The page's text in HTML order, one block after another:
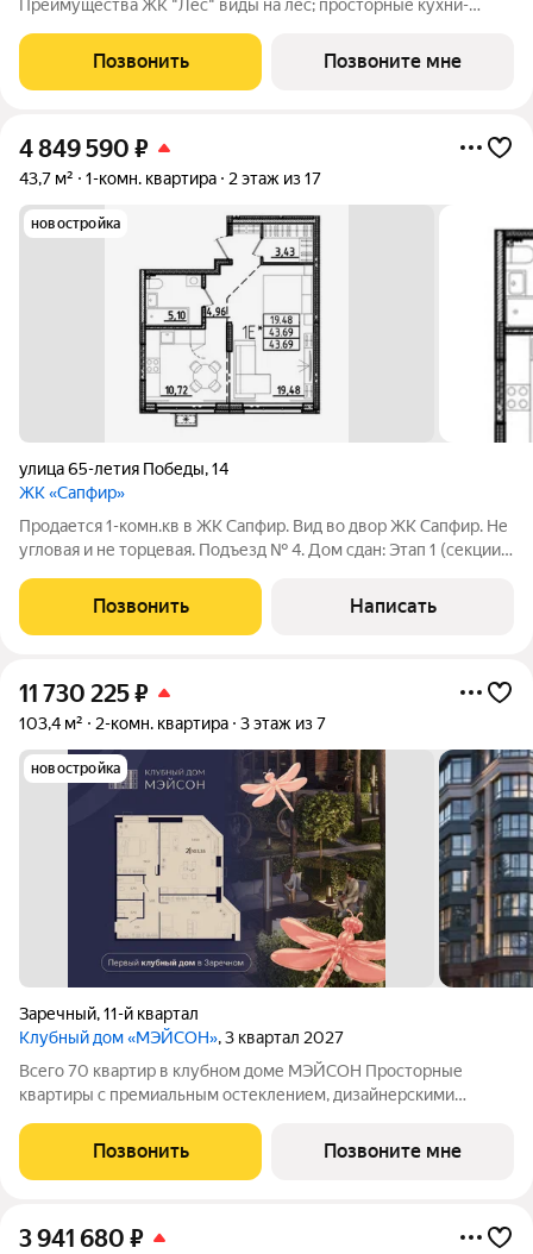
Преимущества ЖК "Лес" виды на лес; просторные кухни-
отдельные лоты с высотой потолков до 3,3 м. Для жителей
Позвонить Позвоните мне
4 849 590 ₽
43,7 м² 1-комн. квартира 2 этаж из 17
новостройка
улица 65-летия Победы,14
ЖК «Сапфир»
Продается 1-комн.кв в ЖК Сапфир. Вид во двор ЖК Сапфир. Не
угловая и не торцевая. Подъезд № 4. Дом сдан: Этап 1 (секции
семейную и айти ипотеки. Звоните, забронировать квартиру
можно
Позвонить Написать
11 730 225₽
103,4 м² 2-комн. квартира 3 этаж из 7
новостройка
Заречный,11-й квартал
Клубный дом «МЭЙСОН», 3 квартал 2027
Всего 70 квартир в клубном доме МЭЙСОН Просторные
квартиры с премиальным остеклением, дизайнерскими
клубного дома: Закрытая территория с охраной 24/7,Позвонить Позвоните мне
3 941 680 ₽